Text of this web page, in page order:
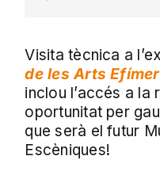
Visita tècnica a
de les Arts
inclou l’accés a la
oportunitat per
que serà el futur
Escèniques!